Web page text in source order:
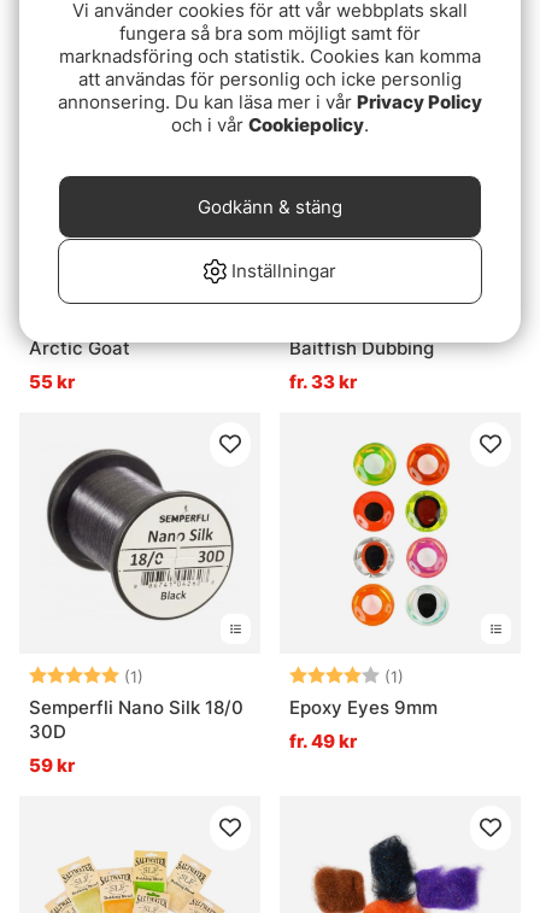
fr. 55 kr
Arctic Goat
55 kr
Baitfish Dubbing
fr. 33 kr
Betyg: (1)
5.0 utav 5 stjärnor
Semperfli Nano Silk 18/0
30D
59 kr
Betyg: (1)
Epoxy Eyes 9mm
fr. 49 kr
Vi använder cookies för att vår webbplats skall
fungera så bra som möjligt samt för
marknadsföring och statistik. Cookies kan komma
att användas för personlig och icke personlig
annonsering. Du kan läsa mer i vår Privacy Policy
och i vår Cookiepolicy.
Inställningar
Godkänn & stäng